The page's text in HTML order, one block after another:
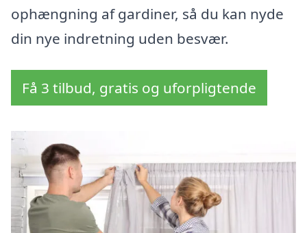
ophængning af gardiner, så du kan nyde
din nye indretning uden besvær.
Få 3 tilbud, gratis og uforpligtende